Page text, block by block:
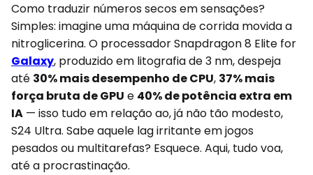
Como traduzir números secos em sensações?
Simples: imagine uma máquina de corrida movida a
nitroglicerina. O processador Snapdragon 8 Elite for
Galaxy, produzido em litografia de 3 nm, despeja
até 30% mais desempenho de CPU, 37% mais
força bruta de GPU e 40% de potência extra em
IA — isso tudo em relação ao, já não tão modesto,
S24 Ultra. Sabe aquele lag irritante em jogos
pesados ou multitarefas? Esquece. Aqui, tudo voa,
até a procrastinação.